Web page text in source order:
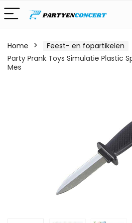
Home Feest- en fopartikelen
Party Prank Toys Simulatie Plastic
Mes